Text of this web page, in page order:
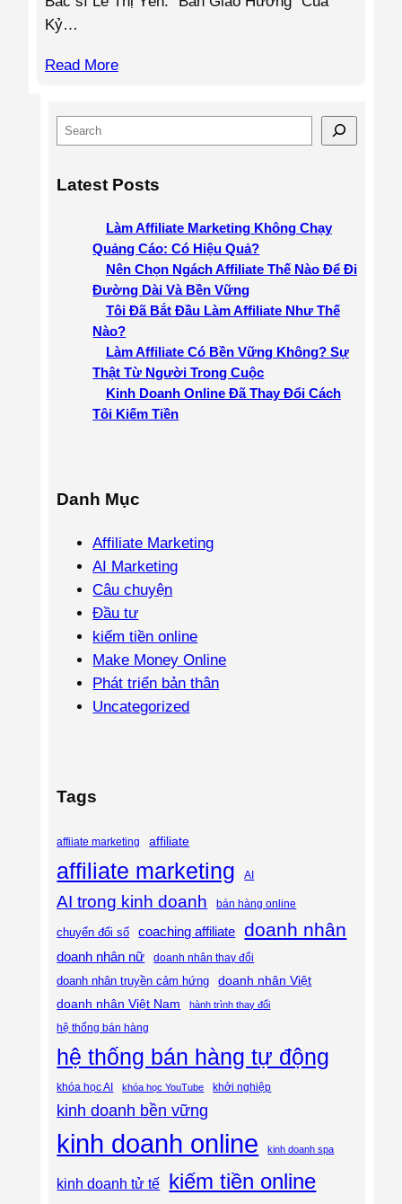
Kỷ…
Read More
S
e
r
Latest Posts
Làm Affiliate Marketing Không Chạy
Quảng Cáo: Có Hiệu Quả?
Nên Chọn Ngách Affiliate Thế Nào Để Đi
Đường Dài Và Bền Vững
Tôi Đã Bắt Đầu Làm Affiliate Như Thế
Nào?
Làm Affiliate Có Bền Vững Không? Sự
Thật Từ Người Trong Cuộc
Kinh Doanh Online Đã Thay Đổi Cách
Tôi Kiếm Tiền
Danh Mục
Affiliate Marketing
AI Marketing
Câu chuyện
Đầu tư
kiếm tiền online
Make Money Online
Phát triển bản thân
Uncategorized
Tags
affiiate marketing affiliate
affiliate marketing AI
AI trong kinh doanh bán hàng online
chuyển đổi số coaching affiliate doanh nhân
doanh nhân nữ doanh nhân thay đổi
doanh nhân truyền cảm hứng
doanh nhân Việt
doanh nhân Việt Nam
hành trình thay đổi
hệ thống bán hàng
hệ thống bán hàng tự động
khóa học AI khóa học YouTube khởi nghiệp
kinh doanh bền vững
kinh doanh online kinh doanh spa
kinh doanh tử tế kiếm tiền online